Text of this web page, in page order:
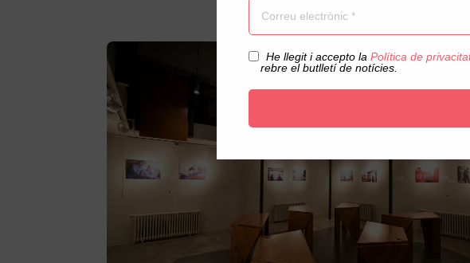
He llegit i accepto la Política de
rebre el butlletí de notícies.